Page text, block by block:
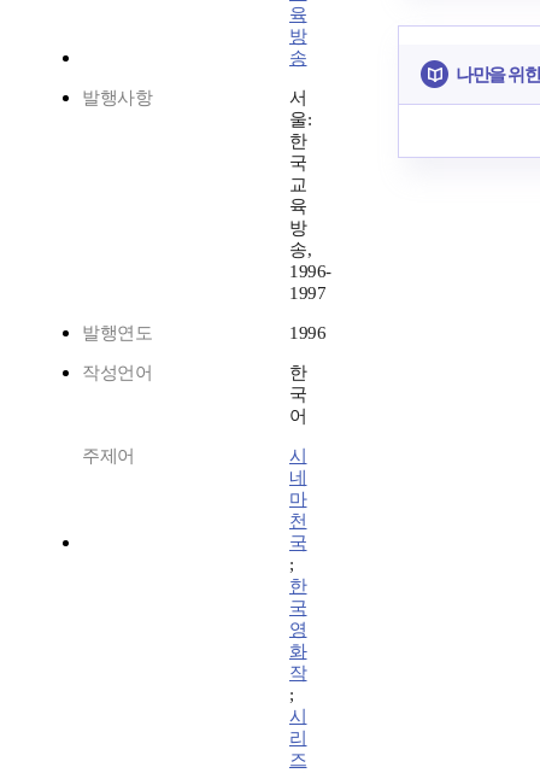
육
방
송
발행사항
서
울:
한
국
교
육
방
송,
1996-
1997
발행연도 1996
작성언어
한
국
어
주제어
시
네
마
천
국
;
한
국
영
화
작
;
시
리
즈
나만을 위